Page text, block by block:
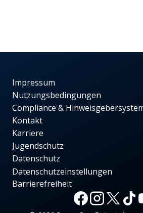
Impressum
Nutzungsbedingungen
Compliance &
Kontakt
Karriere
Jugendschutz
Datenschutz
Datenschutzeinstellungen
Barrierefreiheit